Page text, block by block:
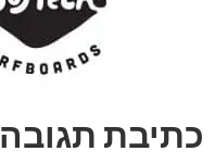
כתיבת תגובה